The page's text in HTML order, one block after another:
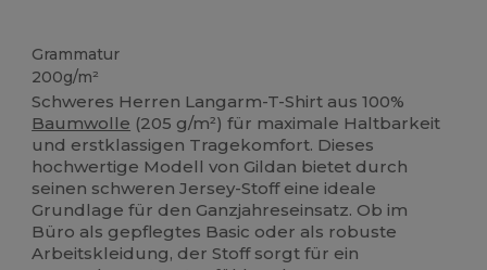
Grammatur
200g/m²
Schweres Herren Langarm-T-Shirt aus 100%
Baumwolle (205 g/m²) für maximale Haltbarkeit
und erstklassigen Tragekomfort. Dieses
hochwertige Modell von Gildan bietet durch
seinen schweren Jersey-Stoff eine ideale
Grundlage für den Ganzjahreseinsatz. Ob im
Büro als gepflegtes Basic oder als robuste
Arbeitskleidung, der Stoff sorgt für ein